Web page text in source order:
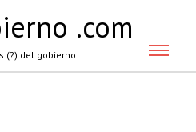
.com
(?) del gobierno